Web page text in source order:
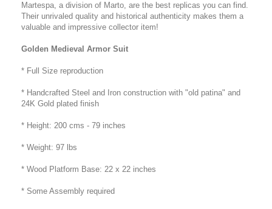
Martespa, a division of Marto, are the best replicas you can find.
Their unrivaled quality and historical authenticity makes them a
valuable and impressive collector item!
Golden Medieval Armor Suit
* Full Size reproduction
* Handcrafted Steel and Iron construction with "old patina" and
24K Gold plated finish
* Height: 200 cms - 79 inches
* Weight: 97 lbs
* Wood Platform Base: 22 x 22 inches
* Some Assembly required